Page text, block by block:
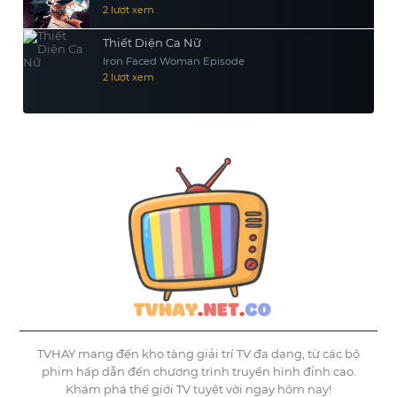
2 lượt xem
Thiết Diện Ca Nữ
Iron Faced Woman Episode
2 lượt xem
TVHAY mang đến kho tàng giải trí TV đa dạng, từ các bộ
phim hấp dẫn đến chương trình truyền hình đỉnh cao.
Khám phá thế giới TV tuyệt vời ngay hôm nay!